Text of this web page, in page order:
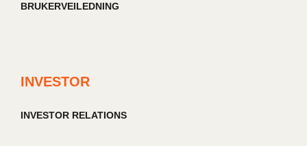
BRUKERVEILEDNING
INVESTOR
INVESTOR RELATIONS